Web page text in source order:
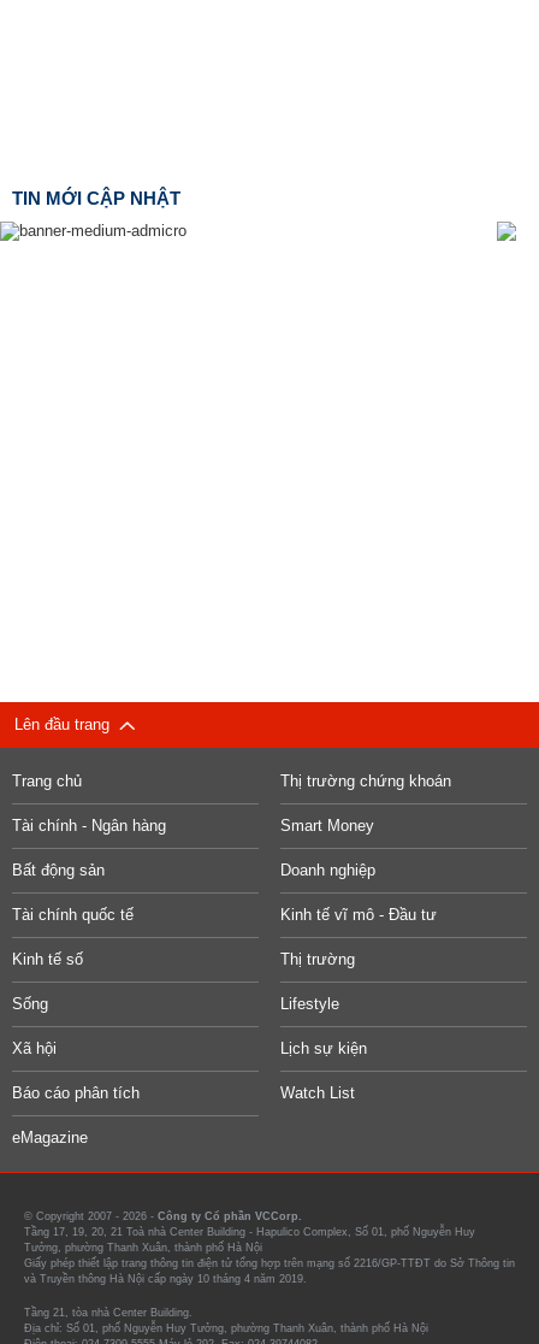
TIN MỚI CẬP NHẬT
Lên đầu trang
Trang chủ Thị trường chứng khoán
Tài chính - Ngân hàng Smart Money
Bất động sản Doanh nghiệp
Tài chính quốc tế Kinh tế vĩ mô - Đầu tư
Kinh tế số Thị trường
Sống Lifestyle
Xã hội Lịch sự kiện
Báo cáo phân tích Watch List
eMagazine
© Copyright 2007 - 2026 - Công ty Cổ phần VCCorp.
Tầng 17, 19, 20, 21 Toà nhà Center Building - Hapulico Complex, Số 01, phố Nguyễn Huy
Tưởng, phường Thanh Xuân, thành phố Hà Nội
Giấy phép thiết lập trang thông tin điện tử tổng hợp trên mạng số 2216/GP-TTĐT do Sở Thông tin
và Truyền thông Hà Nội cấp ngày 10 tháng 4 năm 2019.
Tầng 21, tòa nhà Center Building.
Địa chỉ: Số 01, phố Nguyễn Huy Tưởng, phường Thanh Xuân, thành phố Hà Nội